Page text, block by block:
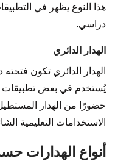
هذا النوع يظهر في
دراسي.
الهدار الدائري
الهدار الدائري تكون فتحته
يُستخدم في بعض تطبيقات
حضورًا من الهدار
الاستخدامات التعليمية
أنواع الهدارات